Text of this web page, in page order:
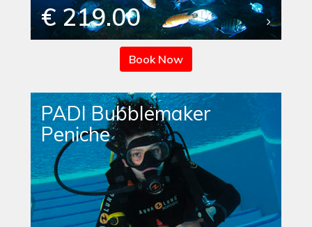
€ 219.00
Book Now
PADI Bubblemaker
Peniche